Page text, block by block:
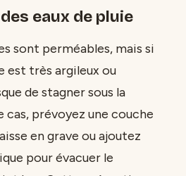
eaux de pluie
sont perméables, mais si
est très argileux ou
de stagner sous la
cas, prévoyez une couche
en grave ou ajoutez
pour évacuer le